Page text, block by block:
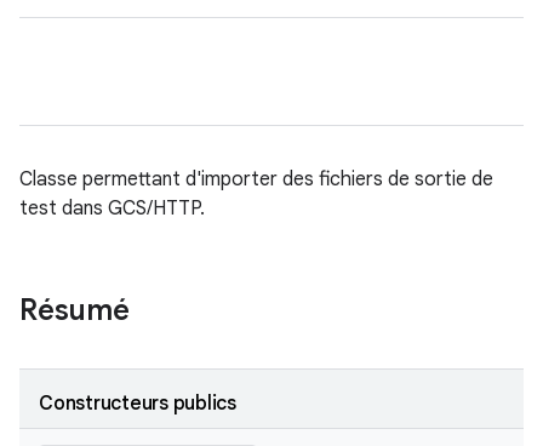
Classe permettant d'importer des fichiers de sortie de
test dans GCS/HTTP.
Résumé
Constructeurs publics